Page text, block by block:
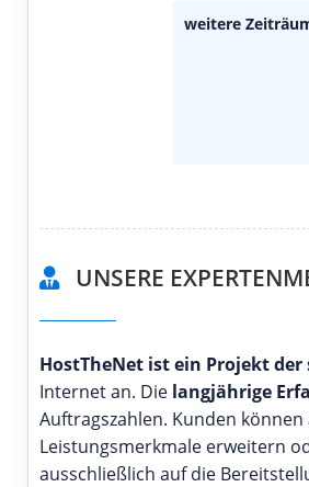
weitere
UNSERE
HostTheNet ist ein Projekt der
Internet an. Die langjährige
Auftragszahlen. Kunden
Leistungsmerkmale erweitern
ausschließlich auf die